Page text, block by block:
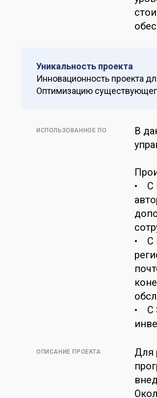
Уникальность проекта
Инновационность проекта
Оптимизацию
ИСПОЛЬЗОВАННОЕ ПО
В
• С
• C
• С
ОПИСАНИЕ ПРОЕКТА
Для